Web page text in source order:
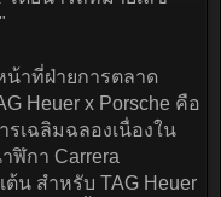
น้าที่ฝ่ายการตลาด
Heuer x Porsche คือ
เฉลิมฉลองเนื่องใน
ฬิกา Carrera
ต้น สำหรับ TAG Heuer